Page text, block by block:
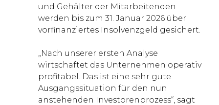
und Gehälter der Mitarbeitenden
werden bis zum 31. Januar 2026 über
vorfinanziertes Insolvenzgeld gesichert.
„Nach unserer ersten Analyse
wirtschaftet das Unternehmen operativ
profitabel. Das ist eine sehr gute
Ausgangssituation für den nun
anstehenden Investorenprozess“, sagt